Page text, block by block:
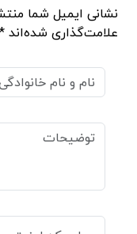
نشانی ایمیل شما
علامت‌گذاری شده‌اند *